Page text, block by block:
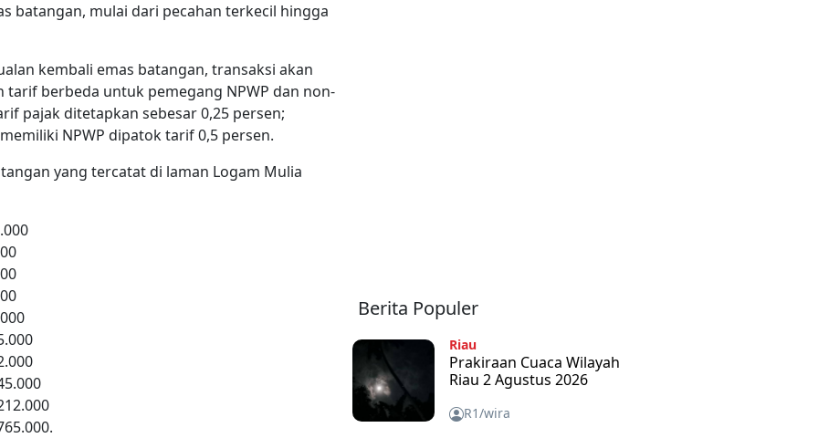
batangan, mulai dari pecahan terkecil hingga
kembali emas batangan, transaksi akan
tarif berbeda untuk pemegang NPWP dan non-
pajak ditetapkan sebesar 0,25 persen;
NPWP dipatok tarif 0,5 persen.
yang tercatat di laman Logam Mulia
Berita Populer
Riau
Prakiraan Cuaca Wilayah
Riau 2 Agustus 2026
R1/wira